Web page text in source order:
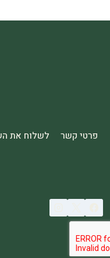
פרטי קשר לשלוח את